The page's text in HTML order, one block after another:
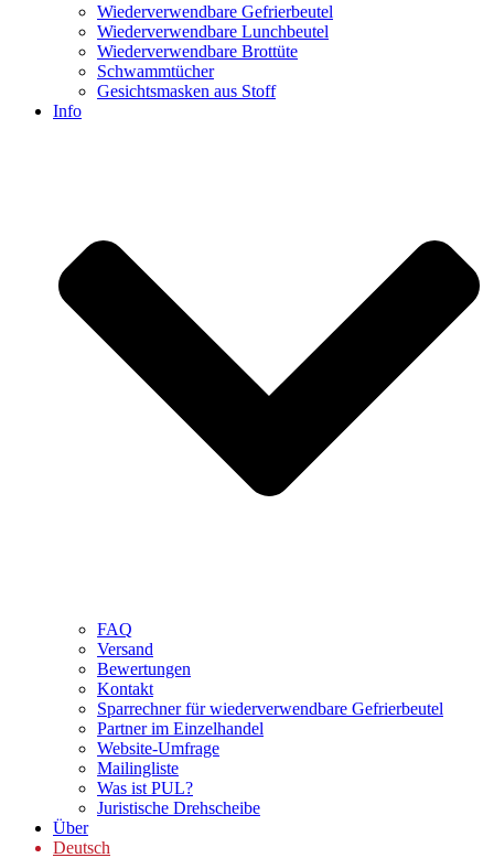
Wiederverwendbare Gefrierbeutel
Wiederverwendbare Lunchbeutel
Wiederverwendbare Brottüte
Schwammtücher
Gesichtsmasken aus Stoff
Info
FAQ
Versand
Bewertungen
Kontakt
Sparrechner für wiederverwendbare Gefrierbeutel
Partner im Einzelhandel
Website-Umfrage
Mailingliste
Was ist PUL?
Juristische Drehscheibe
Über
Deutsch